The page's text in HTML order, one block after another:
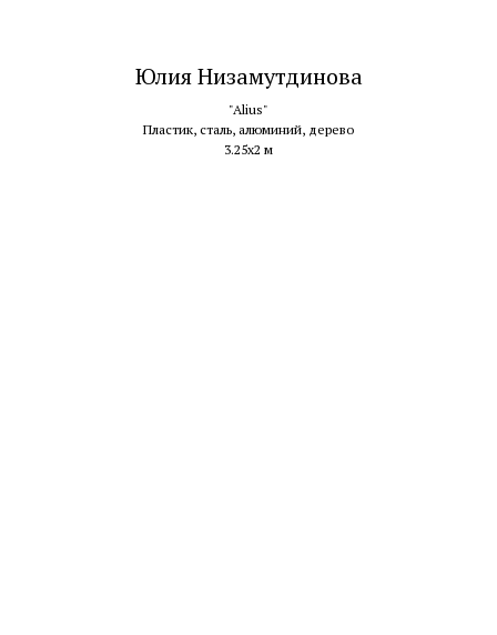
Юлия Низамутдинова
"Alius"
Пластик, сталь, алюминий, дерево
3.25х2 м